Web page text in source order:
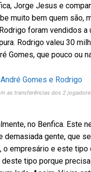
Jorge Jesus e
muito bem quem são,
foram vendidos
Rodrigo valeu 30
Gomes, que pouco ou
as transferências dos 2
no Benfica.
gente, que
empresário e este
tipo porque